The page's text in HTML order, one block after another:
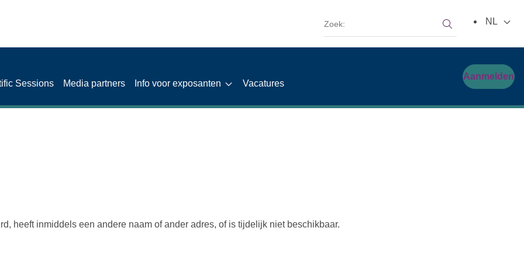
Sessions Media partners Info voor exposanten Vacatures
Aanmelden
Zoek:
NL
heeft inmiddels een andere naam of ander adres, of is tijdelijk niet beschikbaar.